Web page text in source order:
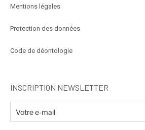
Mentions légales
Protection des données
Code de déontologie
INSCRIPTION NEWSLETTER